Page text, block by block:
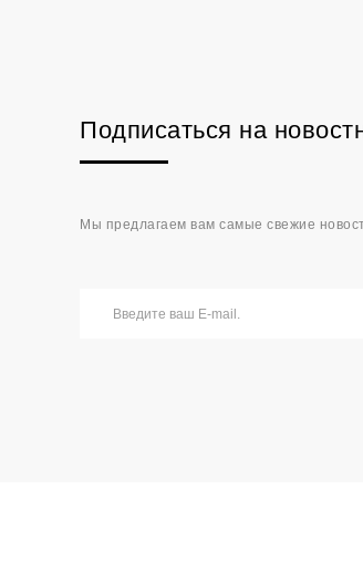
Подписаться на
Мы предлагаем вам самые свежие